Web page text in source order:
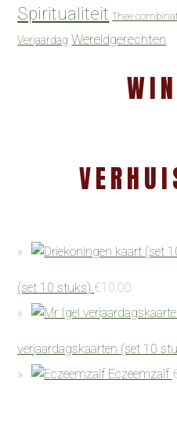
Spiritualiteit Thee
Verjaardag Wereldgerechten
(set 10 stuks) €10.00
verjaardagskaarten (set 10
Eczeemzalf